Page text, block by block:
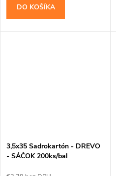
DO KOŠÍKA
3,5x35 Sadrokartón - DREVO
- SÁČOK 200ks/bal